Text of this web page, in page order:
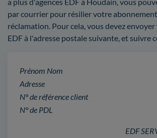
par courrier pour résilier votre
réclamation. Pour cela, vous devez
EDF à l'adresse postale suivante, et suivre
Prénom Nom
Adresse
N° de référence client
N° de PDL
EDF